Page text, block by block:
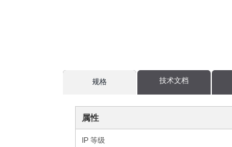
current
规格 技术文档
属性
IP 等级